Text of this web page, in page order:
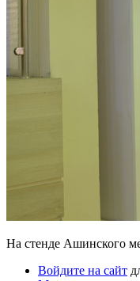
На стенде Ашинского
Войдите на сайт